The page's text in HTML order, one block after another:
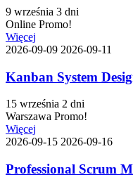
9 września 3 dni
Online Promo!
Więcej
2026-09-09 2026-09-11
Kanban System
15 września 2 dni
Warszawa Promo!
Więcej
2026-09-15 2026-09-16
Professional Scrum